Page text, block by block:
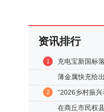
资讯排行
1
充电宝新国标
薄金属快充给
2
“2026乡村振
在商丘市民权